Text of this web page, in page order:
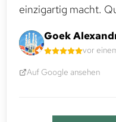
einzigartig macht.
Goek
vor
Auf Google ansehen